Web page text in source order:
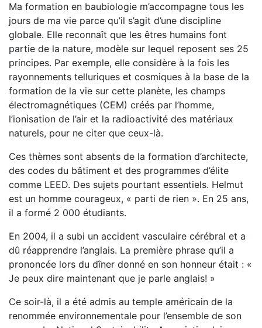
Ma formation en baubiologie m’accompagne tous les
jours de ma vie parce qu’il s’agit d’une discipline
globale. Elle reconnaît que les êtres humains font
partie de la nature, modèle sur lequel reposent ses 25
principes. Par exemple, elle considère à la fois les
rayonnements telluriques et cosmiques à la base de la
formation de la vie sur cette planète, les champs
électromagnétiques (CEM) créés par l’homme,
l’ionisation de l’air et la radioactivité des matériaux
naturels, pour ne citer que ceux-là.
Ces thèmes sont absents de la formation d’architecte,
des codes du bâtiment et des programmes d’élite
comme LEED. Des sujets pourtant essentiels. Helmut
est un homme courageux, « parti de rien ». En 25 ans,
il a formé 2 000 étudiants.
En 2004, il a subi un accident vasculaire cérébral et a
dû réapprendre l’anglais. La première phrase qu’il a
prononcée lors du dîner donné en son honneur était : «
Je peux dire maintenant que je parle anglais! »
Ce soir-là, il a été admis au temple américain de la
renommée environnementale pour l’ensemble de son